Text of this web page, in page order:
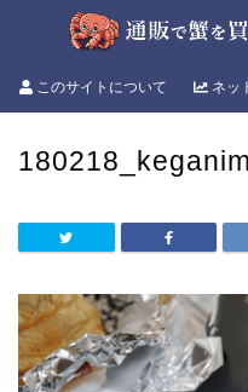
このサイトについて ネッ